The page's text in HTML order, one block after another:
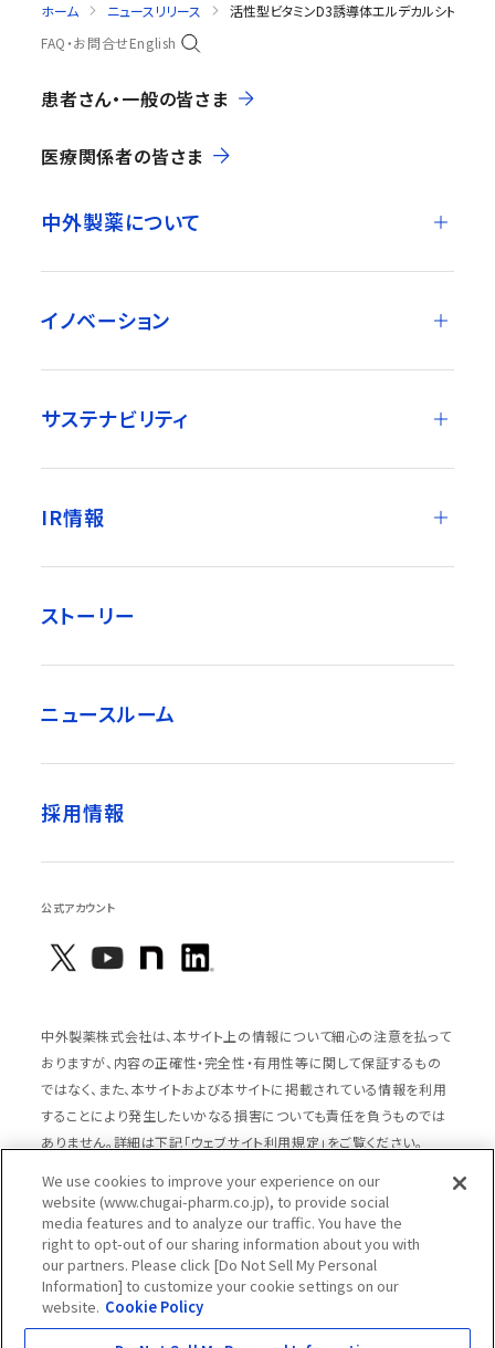
ホーム ニュースリリース
活性型ビタミンD3誘導体エルデカルシトール
FAQ・お問合せEnglish
患者さん・一般の皆さま
医療関係者の皆さま
中外製薬について
イノベーション
サステナビリティ
IR情報
ストーリー
ニュースルーム
採用情報
公式アカウント
中外製薬株式会社は、本サイト上の情報について細心の注意を払って
おりますが、内容の正確性・完全性・有用性等に関して保証するもの
ではなく、また、本サイトおよび本サイトに掲載されている情報を利用
することにより発生したいかなる損害についても責任を負うものでは
ありません。詳細は下記「ウェブサイト利用規定」をご覧ください。
サイトマップ
ウェブサイト利用規定
個人情報の取扱いのご案内
ソーシャルメディアポリシー
推奨閲覧環境
ウェブアクセシビリティ対応
We use cookies to improve your experience on our
website (www.chugai-pharm.co.jp), to provide social
media features and to analyze our traffic. You have the
right to opt-out of our sharing information about you with
our partners. Please click [Do Not Sell My Personal
Information] to customize your cookie settings on our
website. Cookie Policy